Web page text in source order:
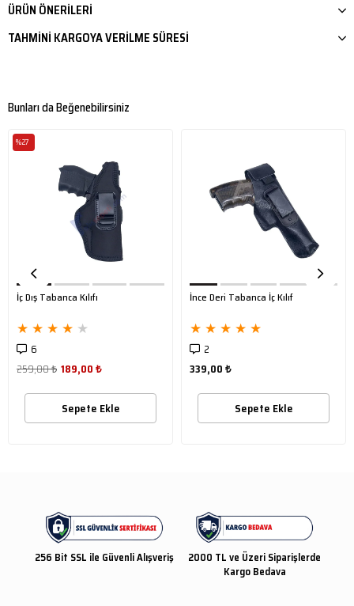
ÜRÜN ÖNERILERI
TAHMINI KARGOYA VERILME SÜRESI
Bunları da Beğenebilirsiniz
İç Dış Tabanca Kılıfı
★ ★ ★ ★ ★
6
189,00 ₺
259,00 ₺
Sepete Ekle
%27
İnce Deri Tabanca İç Kılıf
★ ★ ★ ★ ★
2
339,00 ₺
Sepete Ekle
256 Bit SSL ile Güvenli Alışveriş
2000 TL ve Üzeri Siparişlerde
Kargo Bedava